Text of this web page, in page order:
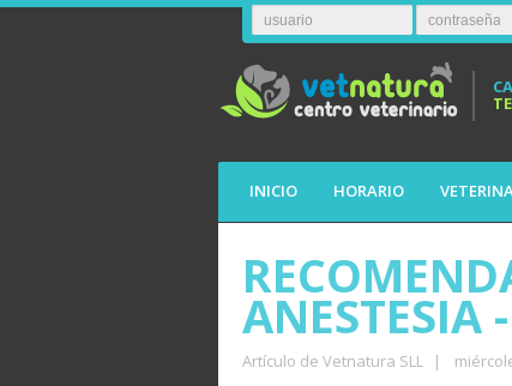
INICIO HORARIO
ANESTESIA
Artículo de Vetnatura SLL |